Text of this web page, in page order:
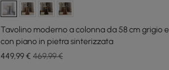
Tavolino moderno a colonna da 58 cm grigio
con piano in pietra sinterizzata
449,99€ 469,99 €